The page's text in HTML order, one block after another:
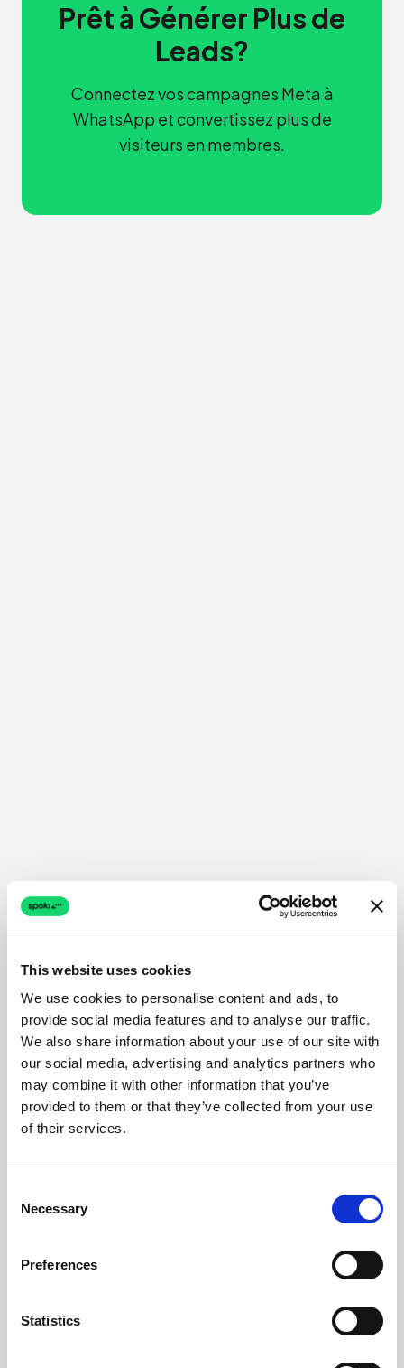
This website uses cookies
We use cookies to personalise content and ads, to
provide social media features and to analyse our traffic.
We also share information about your use of our site with
our social media, advertising and analytics partners who
may combine it with other information that you’ve
provided to them or that they’ve collected from your use
of their services.
Selection
Necessary
Preferences
Statistics
Prêt à Générer Plus de
Leads?
Connectez vos campagnes Meta à
WhatsApp et convertissez plus de
visiteurs en membres.